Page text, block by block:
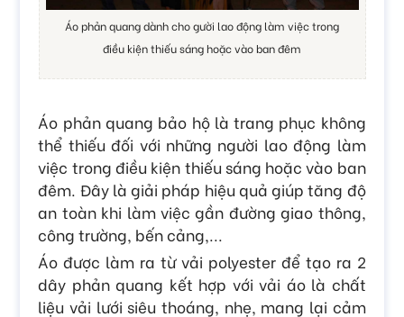
Áo phản quang dành cho gười lao động làm việc trong
điều kiện thiếu sáng hoặc vào ban đêm
Áo phản quang bảo hộ là trang phục không
thể thiếu đối với những người lao động làm
việc trong điều kiện thiếu sáng hoặc vào ban
đêm. Đây là giải pháp hiệu quả giúp tăng độ
an toàn khi làm việc gần đường giao thông,
công trường, bến cảng,...
Áo được làm ra từ vải polyester để tạo ra 2
dây phản quang kết hợp với vải áo là chất
liệu vải lưới siêu thoáng, nhẹ, mang lại cảm